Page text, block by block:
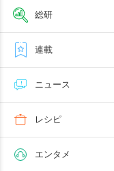
総研
連載
ニュース
レシピ
エンタメ